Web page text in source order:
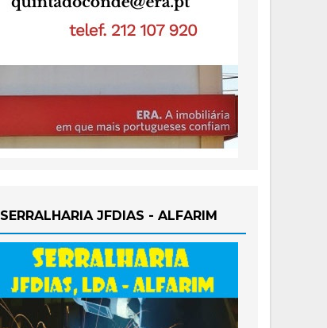
SERRALHARIA JFDIAS - ALFARIM